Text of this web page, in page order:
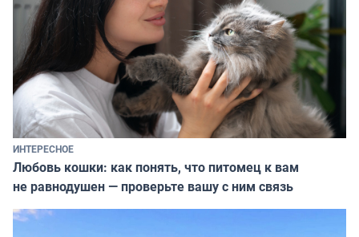
ИНТЕРЕСНОЕ
Любовь кошки: как понять, что питомец к вам
не равнодушен — проверьте вашу с ним связь